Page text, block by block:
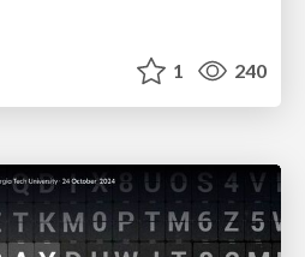
1 240